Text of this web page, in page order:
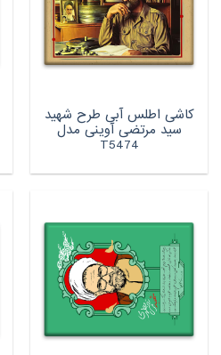
کاشی اطلس آبی طرح شهید
سید مرتضی آوینی مدل
T5474